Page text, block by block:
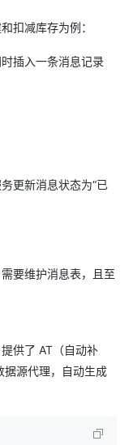
扣减库存为例：
插入一条消息记录
更新消息状态为“已
要维护消息表，且至
供了 AT（自动补
据源代理，自动生成